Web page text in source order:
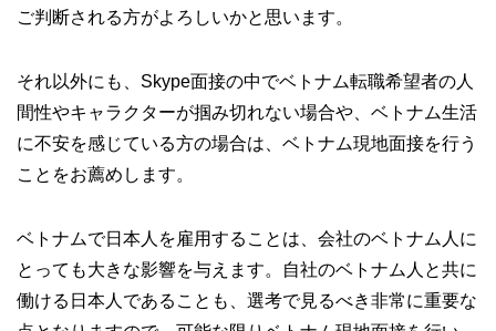
ご判断される方がよろしいかと思います。
それ以外にも、Skype面接の中でベトナム転職希望者の人
間性やキャラクターが掴み切れない場合や、ベトナム生活
に不安を感じている方の場合は、ベトナム現地面接を行う
ことをお薦めします。
ベトナムで日本人を雇用することは、会社のベトナム人に
とっても大きな影響を与えます。自社のベトナム人と共に
働ける日本人であることも、選考で見るべき非常に重要な